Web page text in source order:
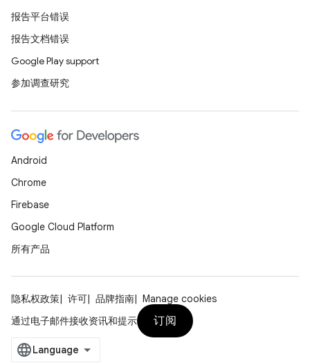
报告平台错误
报告文档错误
Google Play support
参加调查研究
Android
Chrome
Firebase
Google Cloud Platform
所有产品
隐私权政策 许可 品牌指南
Manage cookies
通过电子邮件接收资讯和提示
订阅